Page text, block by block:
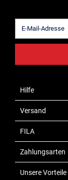
Hilfe
Versand
FILA
Zahlungsarten
Unsere Vorteile